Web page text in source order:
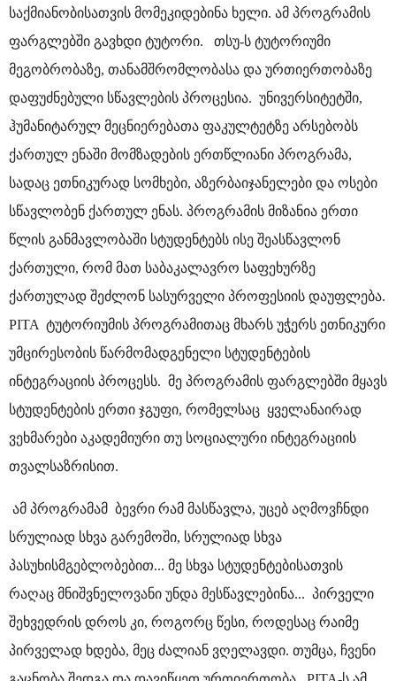
საქმიანობისათვის მომეკიდებინა ხელი. ამ პროგრამის
ფარგლებში გავხდი ტუტორი. თსუ-ს ტუტორიუმი
მეგობრობაზე, თანამშრომლობასა და ურთიერთობაზე
დაფუძნებული სწავლების პროცესია. უნივერსიტეტში,
ჰუმანიტარულ მეცნიერებათა ფაკულტეტზე არსებობს
ქართულ ენაში მომზადების ერთწლიანი პროგრამა,
სადაც ეთნიკურად სომხები, აზერბაიჯანელები და ოსები
სწავლობენ ქართულ ენას. პროგრამის მიზანია ერთი
წლის განმავლობაში სტუდენტებს ისე შეასწავლონ
ქართული, რომ მათ საბაკალავრო საფეხურზე
ქართულად შეძლონ სასურველი პროფესიის დაუფლება.
PITA ტუტორიუმის პროგრამითაც მხარს უჭერს ეთნიკური
უმცირესობის წარმომადგენელი სტუდენტების
ინტეგრაციის პროცესს. მე პროგრამის ფარგლებში მყავს
სტუდენტების ერთი ჯგუფი, რომელსაც ყველანაირად
ვეხმარები აკადემიური თუ სოციალური ინტეგრაციის
თვალსაზრისით.
ამ პროგრამამ ბევრი რამ მასწავლა, უცებ აღმოვჩნდი
სრულიად სხვა გარემოში, სრულიად სხვა
პასუხისმგებლობებით... მე სხვა სტუდენტებისათვის
რაღაც მნიშვნელოვანი უნდა მესწავლებინა... პირველი
შეხვედრის დროს კი, როგორც წესი, როდესაც რაიმე
პირველად ხდება, მეც ძალიან ვღელავდი. თუმცა, ჩვენი